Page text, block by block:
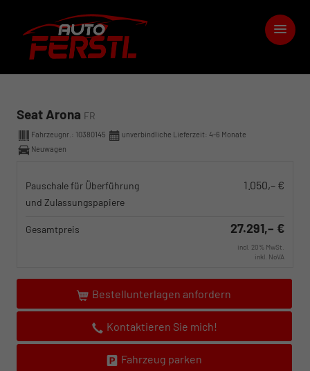
Seat Arona FR
Fahrzeugnr.: 10380145
unverbindliche Lieferzeit: 4-6 Monate
Neuwagen
Pauschale für Überführung
und Zulassungspapiere
1.050,– €
Gesamtpreis 27.291,– €
incl. 20% MwSt.
inkl. NoVA
Bestellunterlagen anfordern
Kontaktieren Sie mich!
Fahrzeug parken